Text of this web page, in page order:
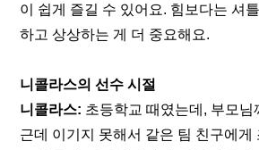
이 쉽게 즐길 수 있어요. 힘보다는 셔
하고 상상하는 게 더 중요해요.
니콜라스의 선수 시절
니콜라스: 초등학교 때였는데, 부모
근데 이기지 못해서 같은 팀 친구에